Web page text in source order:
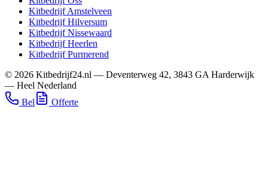
KitbedrijfAmstelveen
KitbedrijfHilversum
KitbedrijfNissewaard
KitbedrijfHeerlen
KitbedrijfPurmerend
© 2026 Kitbedrijf24.nl — Deventerweg 42, 3843 GA Harderwijk
— Heel Nederland
Bel
Offerte